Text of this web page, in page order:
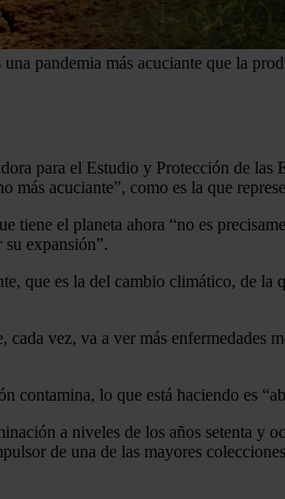
pandemia más acuciante que la
para el Estudio y Protección de
más acuciante”, como es la que
tiene el planeta ahora “no es
expansión”.
que es la del cambio climático, de
cada vez, va a ver más enfermedades
contamina, lo que está haciendo es
a niveles de los años setenta y
de una de las mayores